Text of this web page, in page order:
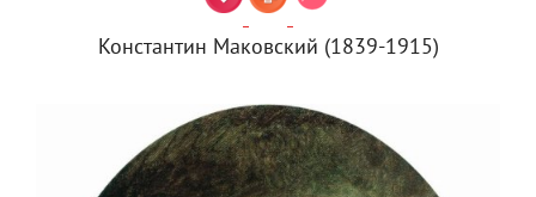
Константин Маковский (1839-1915)